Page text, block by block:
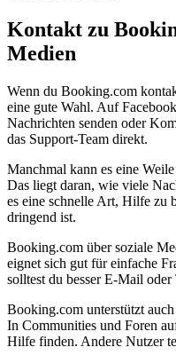
Kontakt zu
Medien
Wenn du Booking.com
eine gute Wahl. Auf
Nachrichten senden oder
das Support-Team direkt.
Manchmal kann es eine
Das liegt daran, wie viele
es eine schnelle Art, Hilfe zu
dringend ist.
Booking.com über soziale
eignet sich gut für einfache
solltest du besser E-Mail oder
Booking.com unterstützt
In Communities und Foren
Hilfe finden. Andere Nutzer